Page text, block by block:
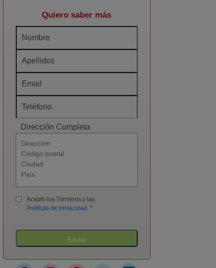
Quiero saber más
Dirección Completa
Acepto los Términos y las
Políticas de privacidad *
Enviar